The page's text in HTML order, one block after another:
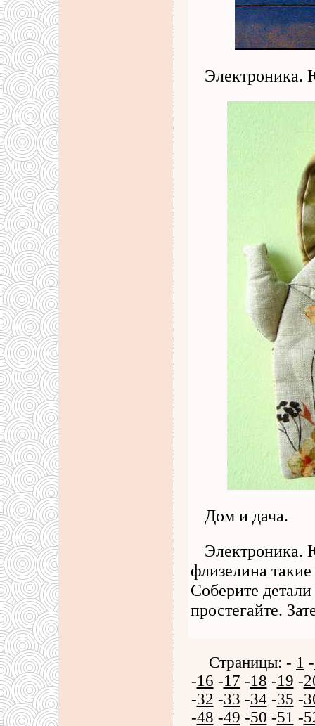
Электроника.
Дом и дача.
Электроника.
флизелина
Соберите
простегайте.
Страницы: - 1 -
-16 -17 -18 -19 -
-32 -33 -34-35 -
-48 -49 -50 -51 -